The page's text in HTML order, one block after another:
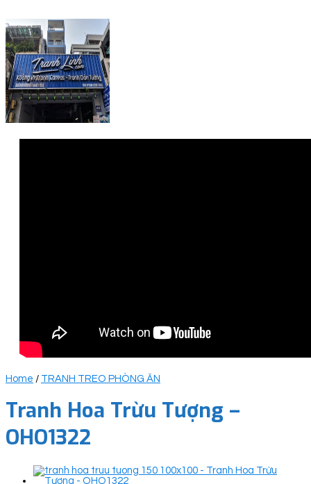
Home / TRANH TREO PHÒNG ĂN
Tranh Hoa Trừu Tượng –
OHO1322